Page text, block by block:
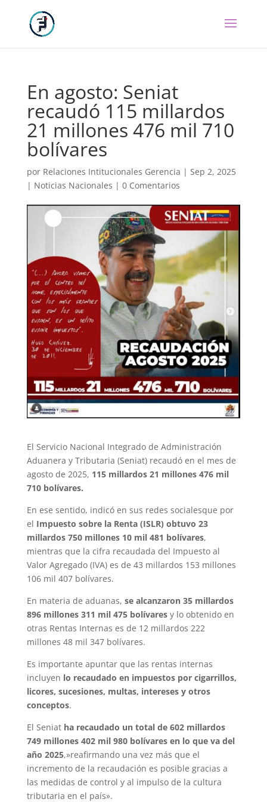
En agosto: Seniat
recaudó 115 millardos
21 millones 476 mil 710
bolívares
por Relaciones Intitucionales Gerencia | Sep 2, 2025
| Noticias Nacionales | 0 Comentarios
El Servicio Nacional Integrado de Administración
Aduanera y Tributaria (Seniat) recaudó en el mes de
agosto de 2025, 115 millardos 21 millones 476 mil
710 bolívares.
En ese sentido, indicó en sus redes socialesque por
el Impuesto sobre la Renta (ISLR) obtuvo 23
millardos 750 millones 10 mil 481 bolívares,
mientras que la cifra recaudada del Impuesto al
Valor Agregado (IVA) es de 43 millardos 153 millones
106 mil 407 bolívares.
En materia de aduanas, se alcanzaron 35 millardos
896 millones 311 mil 475 bolívaresy lo obtenido en
otras Rentas Internas es de 12 millardos 222
millones 48 mil 347 bolívares.
Es importante apuntar que las rentas internas
incluyen lo recaudado en impuestos por cigarrillos,
licores, sucesiones, multas, intereses y otros
conceptos.
El Seniat ha recaudado un total de 602 millardos
749 millones 402 mil 980 bolívares en lo que va del
año 2025,»reafirmando una vez más que el
incremento de la recaudación es posible gracias a
las medidas de control y al impulso de la cultura
tributaria en el país».